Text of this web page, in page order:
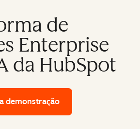
de
Enterprise
da HubSpot
demonstração